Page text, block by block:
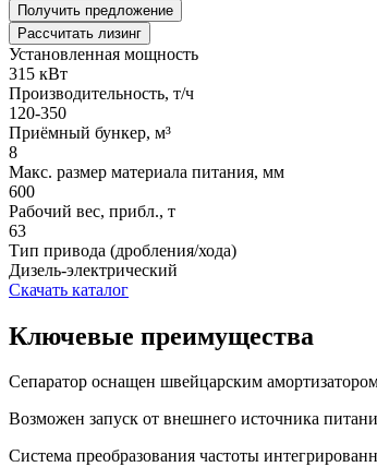
Получить предложение
Рассчитать лизинг
Установленная мощность
315 кВт
Производительность, т/ч
120-350
Приёмный бункер, м³
8
Макс. размер материала питания, мм
600
Рабочий вес, прибл., т
63
Тип привода (дробления/хода)
Дизель-электрический
Скачать каталог
Ключевые преимущества
Сепаратор оснащен швейцарским
Возможен запуск от внешнего источника
Система преобразования частоты